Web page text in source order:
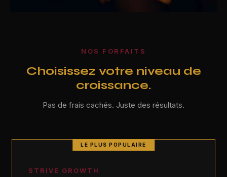
NOS FORFAITS
Choisissez votre niveau de
croissance.
Pas de frais cachés. Juste des résultats.
LE PLUS POPULAIRE
STRIVE GROWTH